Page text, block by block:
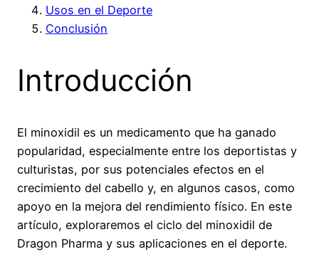
Usos en el Deporte
Conclusión
Introducción
El minoxidil es un medicamento que ha ganado
popularidad, especialmente entre los deportistas y
culturistas, por sus potenciales efectos en el
crecimiento del cabello y, en algunos casos, como
apoyo en la mejora del rendimiento físico. En este
artículo, exploraremos el ciclo del minoxidil de
Dragon Pharma y sus aplicaciones en el deporte.